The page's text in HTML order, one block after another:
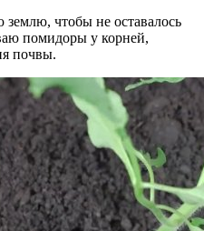
чтобы не оставалось
помидоры у корней,
почвы.